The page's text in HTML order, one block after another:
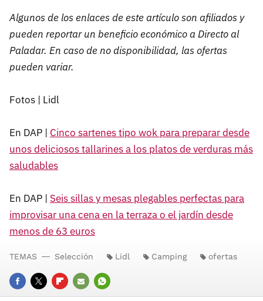
Algunos de los enlaces de este artículo son afiliados y
pueden reportar un beneficio económico a Directo al
Paladar. En caso de no disponibilidad, las ofertas
pueden variar.
Fotos | Lidl
En DAP | Cinco sartenes tipo wok para preparar desde
unos deliciosos tallarines a los platos de verduras más
saludables
En DAP | Seis sillas y mesas plegables perfectas para
improvisar una cena en la terraza o el jardín desde
menos de 63 euros
FACEBOOK
TWITTERFLIPBOARD
E- WHATSAPP
TEMAS Selección Lidl Camping ofertas